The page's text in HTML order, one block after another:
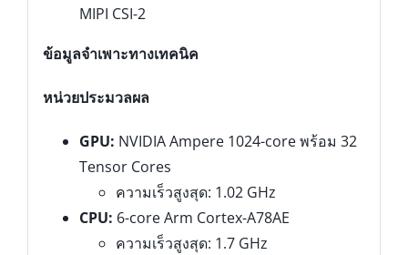
MIPI CSI-2
ข้อมูลจำเพาะทางเทคนิค
หน่วยประมวลผล
GPU: NVIDIA Ampere 1024-core พร้อม 32
Tensor Cores
ความเร็วสูงสุด: 1.02 GHz
CPU: 6-core Arm Cortex-A78AE
ความเร็วสูงสุด: 1.7 GHz